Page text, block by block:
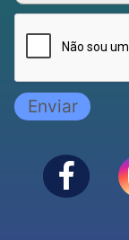
Enviar